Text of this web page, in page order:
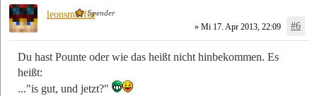
» Mi 17. Apr 2013, 22:09 #6
Du hast Pounte oder wie das heißt nicht hinbekommen. Es
heißt:
..."is gut, und jetzt?"
leonsmuffinSpender